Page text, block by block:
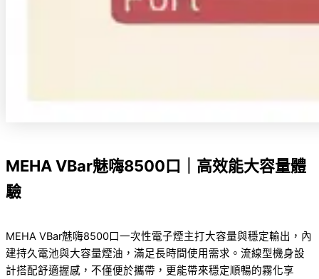
MEHA VBar魅嗨8500口｜高效能大容量體
驗
MEHA VBar魅嗨8500口一次性電子煙主打大容量與穩定輸出，內
建持久電池與大容量煙油，滿足長時間使用需求。流線型機身設
計搭配舒適握感，不僅便於攜帶，更能帶來穩定順暢的霧化享